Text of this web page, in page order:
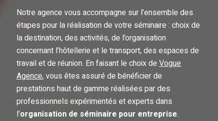
Notre agence vous accompagne sur l’ensemble des
étapes pour la réalisation de votre séminaire : choix de
la destination, des activités, de l’organisation
concernant l’hôtellerie et le transport, des espaces de
travail et de réunion. En faisant le choix de Vogue
Agence, vous êtes assuré de bénéficier de
prestations haut de gamme réalisées par des
professionnels expérimentés et experts dans
l’organisation de séminaire pour entreprise.